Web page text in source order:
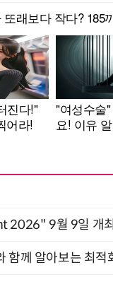
2026" 9월 9일 개최